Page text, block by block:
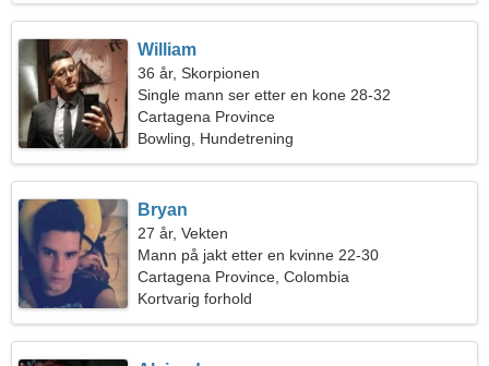
William
36 år, Skorpionen
Single mann ser etter en kone 28-32
Cartagena Province
Bowling, Hundetrening
Bryan
27 år, Vekten
Mann på jakt etter en kvinne 22-30
Cartagena Province, Colombia
Kortvarig forhold